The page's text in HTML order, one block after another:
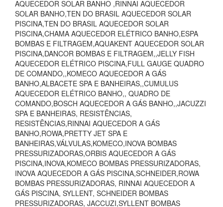
AQUECEDOR SOLAR BANHO ,RINNAI AQUECEDOR
SOLAR BANHO,TEN DO BRASIL AQUECEDOR SOLAR
PISCINA,TEN DO BRASIL AQUECEDOR SOLAR
PISCINA,CHAMA AQUECEDOR ELÉTRICO BANHO,ESPA
BOMBAS E FILTRAGEM,AQUAKENT AQUECEDOR SOLAR
PISCINA,DANCOR BOMBAS E FILTRAGEM,,JELLY FISH
AQUECEDOR ELÉTRICO PISCINA,FULL GAUGE QUADRO
DE COMANDO,,KOMECO AQUECEDOR A GÁS
BANHO,ALBACETE SPA E BANHEIRAS,,CUMULUS
AQUECEDOR ELÉTRICO BANHO,, QUADRO DE
COMANDO,BOSCH AQUECEDOR A GÁS BANHO,,JACUZZI
SPA E BANHEIRAS, RESISTÊNCIAS,
RESISTÊNCIAS,RINNAI AQUECEDOR A GÁS
BANHO,ROWA,PRETTY JET SPA E
BANHEIRAS,VÁLVULAS,KOMECO,INOVA BOMBAS
PRESSURIZADORAS,ORBIS AQUECEDOR A GÁS
PISCINA,INOVA,KOMECO BOMBAS PRESSURIZADORAS,
INOVA AQUECEDOR A GÁS PISCINA,SCHNEIDER,ROWA
BOMBAS PRESSURIZADORAS, RINNAI AQUECEDOR A
GÁS PISCINA, SYLLENT, SCHNEIDER BOMBAS
PRESSURIZADORAS, JACCUZI,SYLLENT BOMBAS